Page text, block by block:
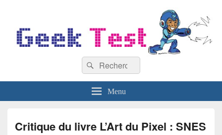
Recherche :
Rechercher
Menu
Critique du livre L’Art du Pixel : SNES